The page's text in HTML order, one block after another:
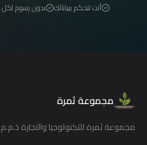
أنت تتحكم ببياناتك بدون رسوم
مجموعة ثمرة
مجموعة ثمرة للتكنولوجيا والتجارة ذ.م.م